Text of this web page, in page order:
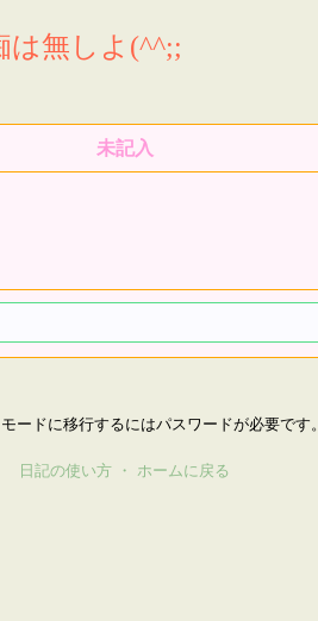
は無しよ(^^;;
未記入
ードに移行するにはパスワードが必要です。
日記の使い方 ・ ホームに戻る